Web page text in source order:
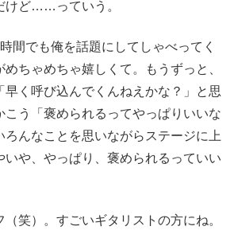
けど……っていう。
間でも俺を話題にしてしゃべってく
ちゃめちゃ嬉しくて。もうずっと、
早く呼び込んでくんねえかな？」と思
こう「褒められるってやっぱりいいな
ろんなことを思いながらステージに上
いや、やっぱり、褒められるっていい
（笑）。すごいギタリストの方にね。